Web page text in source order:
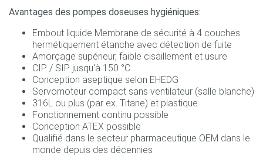
Avantages des pompes doseuses hygiéniques:
Embout liquide Membrane de sécurité à 4 couches
hermétiquement étanche avec détection de fuite
Amorçage supérieur, faible cisaillement et usure
CIP / SIP jusqu'à 150 °C
Conception aseptique selon EHEDG
Servomoteur compact sans ventilateur (salle blanche)
316L ou plus (par ex. Titane) et plastique
Fonctionnement continu possible
Conception ATEX possible
Qualifié dans le secteur pharmaceutique OEM dans le
monde depuis des décennies